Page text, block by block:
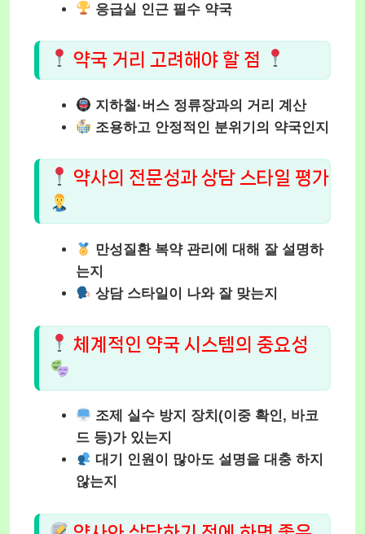
응급실 인근 필수 약국
약국 거리 고려해야 할 점
지하철·버스 정류장과의 거리 계산
조용하고 안정적인 분위기의 약국인지
약사의 전문성과 상담 스타일 평가
만성질환 복약 관리에 대해 잘 설명하
는지
상담 스타일이 나와 잘 맞는지
체계적인 약국 시스템의 중요성
조제 실수 방지 장치(이중 확인, 바코
드 등)가 있는지
대기 인원이 많아도 설명을 대충 하지
않는지